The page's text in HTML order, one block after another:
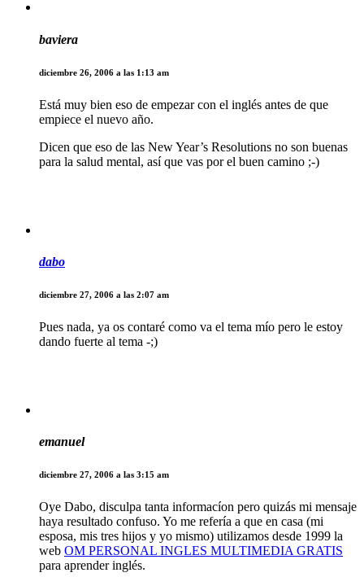
baviera
diciembre 26, 2006 a las 1:13 am
Está muy bien eso de empezar con el inglés antes de que
empiece el nuevo año.
Dicen que eso de las New Year’s Resolutions no son buenas
para la salud mental, así que vas por el buen camino ;-)
dabo
diciembre 27, 2006 a las 2:07 am
Pues nada, ya os contaré como va el tema mío pero le estoy
dando fuerte al tema -;)
emanuel
diciembre 27, 2006 a las 3:15 am
Oye Dabo, disculpa tanta informacíon pero quizás mi mensaje
haya resultado confuso. Yo me refería a que en casa (mi
esposa, mis tres hijos y yo mismo) utilizamos desde 1999 la
web OM PERSONAL INGLES MULTIMEDIA GRATIS
para aprender inglés.